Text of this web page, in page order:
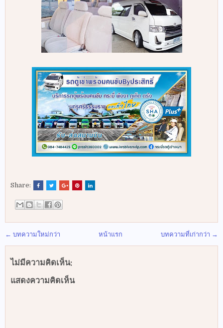
Share:
← บทความใหม่กว่า บทความที่เก่ากว่า →
หน้าแรก
ไม่มีความคิดเห็น:
แสดงความคิดเห็น